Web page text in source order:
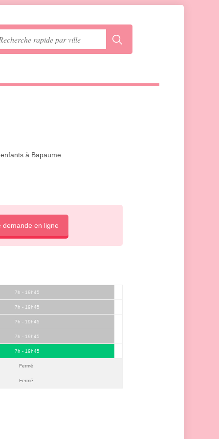
à Bapaume.
demande en ligne
7h - 19h45
7h - 19h45
7h - 19h45
7h - 19h45
7h - 19h45
Fermé
Fermé